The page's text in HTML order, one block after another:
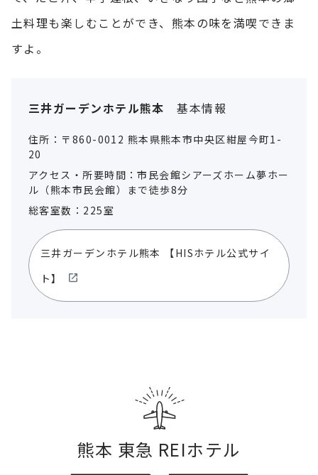
土料理も楽しむことができ、熊本の味を満喫できま
すよ。
三井ガーデンホテル熊本 基本情報
住所：〒860-0012 熊本県熊本市中央区紺屋今町1-
20
アクセス・所要時間：市民会館シアーズホーム夢ホー
ル（熊本市民会館）まで徒歩8分
総客室数：225室
三井ガーデンホテル熊本
【HISホテル公式サイ
ト】
熊本 東急 REIホテル